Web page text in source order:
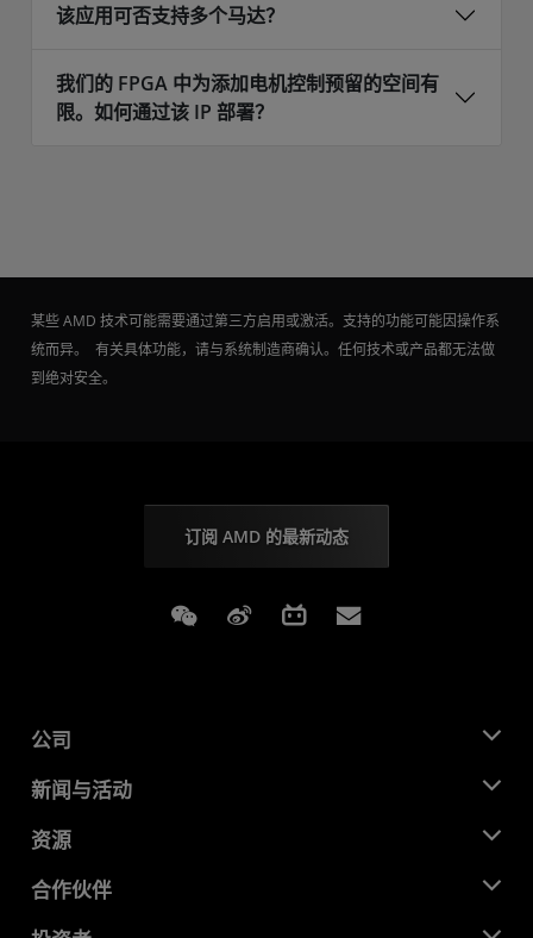
该应用可否支持多个马达？
我们的 FPGA 中为添加电机控制预留的空间有
限。如何通过该 IP 部署？
某些 AMD 技术可能需要通过第三方启用或激活。支持的功能可能因操作系
统而异。 有关具体功能，请与系统制造商确认。任何技术或产品都无法做
到绝对安全。
订阅 AMD 的最新动态
Weixin Weibo Bilibili
公司
关于 AMD
企业责任
就业机会
联系我们
新闻与活动
新闻中心
媒体库
资源
开发中心
合作伙伴